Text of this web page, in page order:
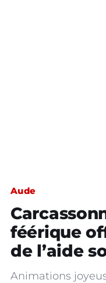
Aude
féérique
de l’aide
Animations